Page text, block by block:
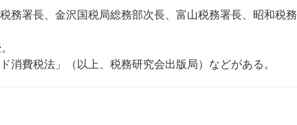
務署長、金沢国税局総務部次長、富山税務署長、昭和税務
費税法」（以上、税務研究会出版局）などがある。